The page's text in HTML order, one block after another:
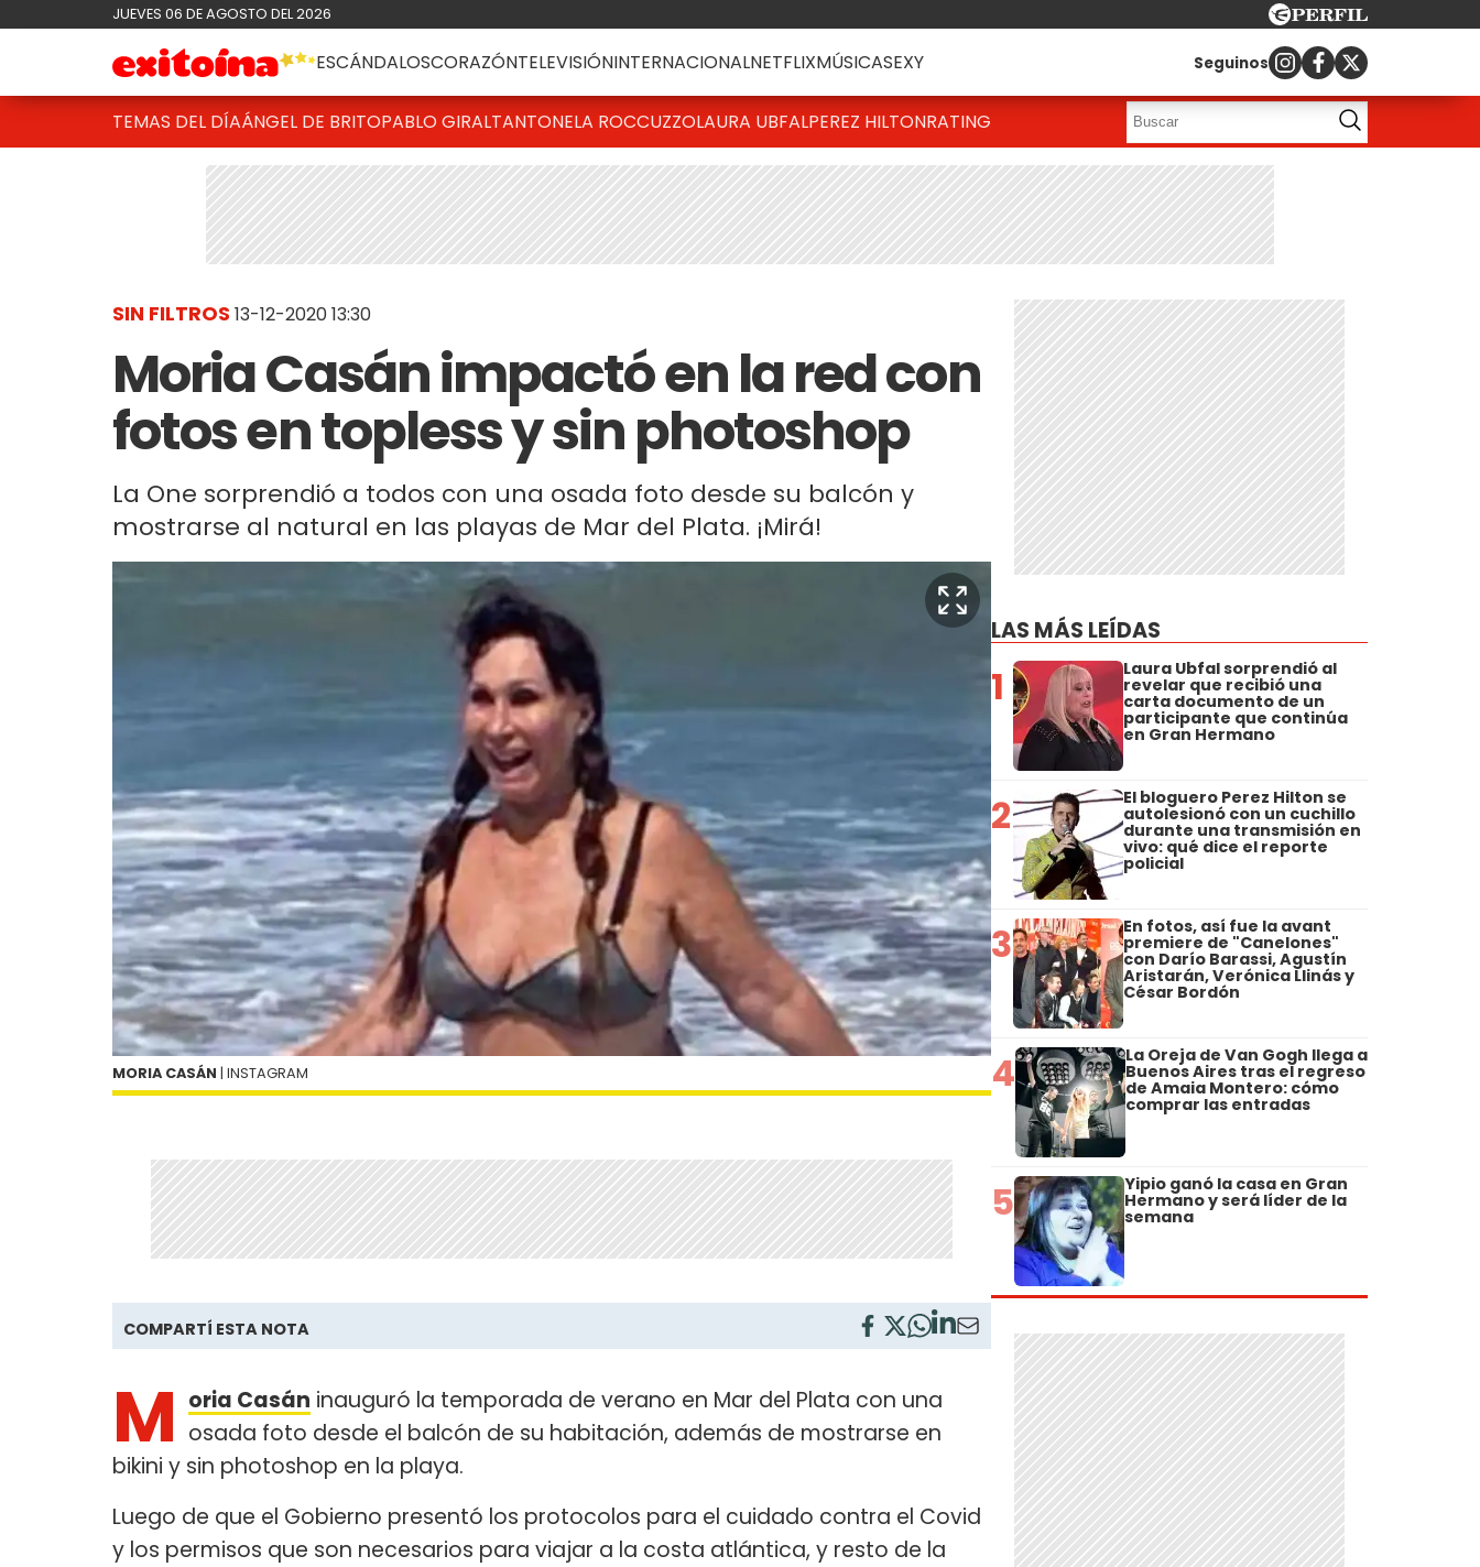
JUEVES 06 DE AGOSTO DEL 2026
ESCÁNDALOSCORAZÓNTELEVISIÓNINTERNACIONALNETFLIXMÚSICASEXY Seguinos
TEMAS DEL DÍAÁNGEL DE BRITOPABLO GIRALTANTONELA ROCCUZZOLAURA UBFALPEREZ HILTONRATING
SIN FILTROS 13-12-2020 13:30
Moria Casán impactó en la red con
fotos en topless y sin photoshop
La One sorprendió a todos con una osada foto desde su balcón y
mostrarse al natural en las playas de Mar del Plata. ¡Mirá!
MORIA CASÁN | INSTAGRAM
COMPARTÍ ESTA NOTA
M oria Casán inauguró la temporada de verano en Mar del Plata con una
osada foto desde el balcón de su habitación, además de mostrarse en
bikini y sin photoshop en la playa.
Luego de que el Gobierno presentó los protocolos para el cuidado contra el Covid
y los permisos que son necesarios para viajar a la costa atlántica, y resto de la
LAS MÁS LEÍDAS
1 Laura Ubfal sorprendió al
revelar que recibió una
carta documento de un
participante que continúa
en Gran Hermano
2 El bloguero Perez Hilton se
autolesionó con un cuchillo
durante una transmisión en
vivo: qué dice el reporte
policial
3 En fotos, así fue la avant
premiere de "Canelones"
con Darío Barassi, Agustín
Aristarán, Verónica Llinás y
César Bordón
4 La Oreja de Van Gogh llega a
Buenos Aires tras el regreso
de Amaia Montero: cómo
comprar las entradas
5 Yipio ganó la casa en Gran
Hermano y será líder de la
semana